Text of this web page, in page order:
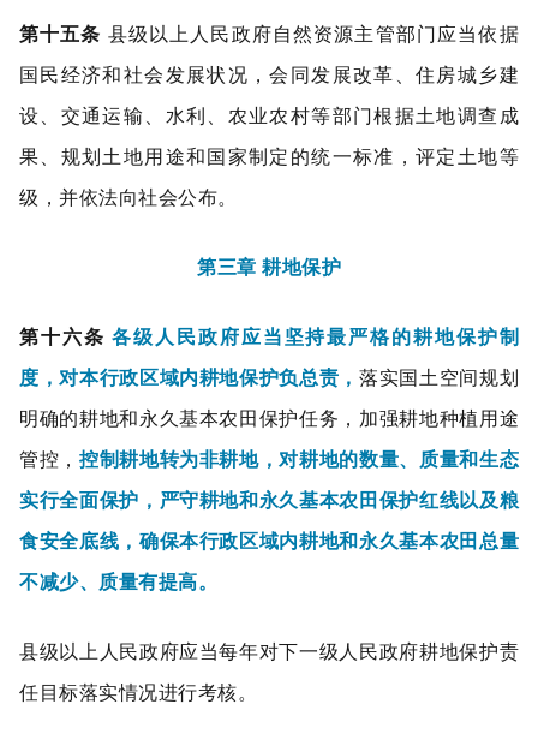
第十五条 县级以上人民政府自然资源主管部门应当依据
国民经济和社会发展状况，会同发展改革、住房城乡建
设、交通运输、水利、农业农村等部门根据土地调查成
果、规划土地用途和国家制定的统一标准，评定土地等
级，并依法向社会公布。
第三章 耕地保护
第十六条各级人民政府应当坚持最严格的耕地保护制
度，对本行政区域内耕地保护负总责， 落实国土空间规划
明确的耕地和永久基本农田保护任务，加强耕地种植用途
管控， 控制耕地转为非耕地，对耕地的数量、质量和生态
实行全面保护，严守耕地和永久基本农田保护红线以及粮
食安全底线， 确保本行政区域内耕地和永久基本农田总量
不减少、质量有提高。
县级以上人民政府应当每年对下一级人民政府耕地保护责
任目标落实情况进行考核。